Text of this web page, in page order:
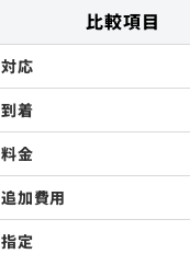
比較項目
対応
到着
料金
追加費用
指定